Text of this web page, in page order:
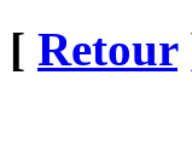
[ Retour